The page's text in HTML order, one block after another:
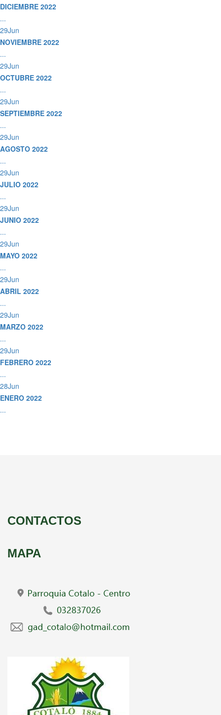
DICIEMBRE 2022
...
29Jun
NOVIEMBRE 2022
...
29Jun
OCTUBRE 2022
...
29Jun
SEPTIEMBRE 2022
...
29Jun
AGOSTO 2022
...
29Jun
JULIO 2022
...
29Jun
JUNIO 2022
...
29Jun
MAYO 2022
...
29Jun
ABRIL 2022
...
29Jun
MARZO 2022
...
29Jun
FEBRERO 2022
...
28Jun
ENERO 2022
...
CONTACTOS
MAPA